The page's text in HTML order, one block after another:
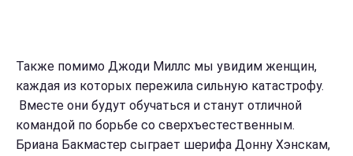
Также помимо Джоди Миллс мы увидим женщин,
каждая из которых пережила сильную катастрофу.
Вместе они будут обучаться и станут отличной
командой по борьбе со сверхъестественным.
Бриана Бакмастер сыграет шерифа Донну Хэнскам,